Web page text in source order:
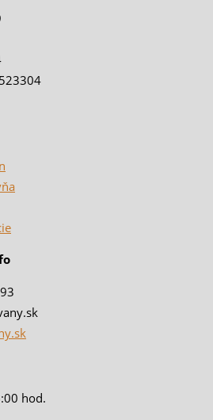
hod.